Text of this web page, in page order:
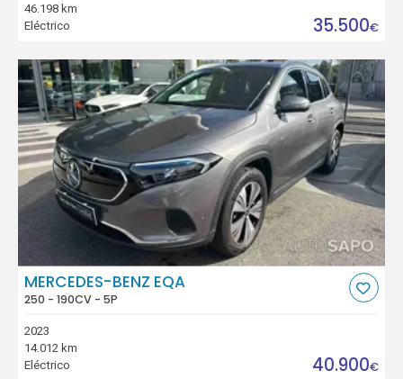
46.198 km
Eléctrico
35.500€
MERCEDES-BENZ EQA
250 - 190CV - 5P
2023
14.012 km
Eléctrico
40.900€